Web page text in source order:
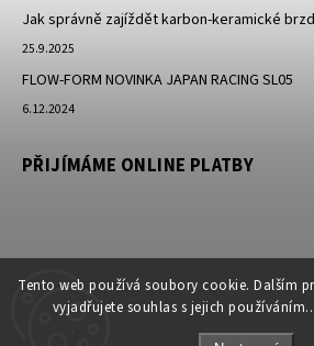
Tento web používá soubory cookie. Dalším
vyjadřujete souhlas s jejich
Jak správně zajíždět karbon-keramické
25.9.2025
FLOW-FORM NOVINKA JAPAN RACING SL05
6.12.2024
PŘIJÍMÁME ONLINE PLATBY